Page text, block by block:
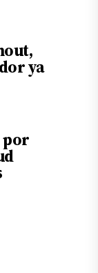
ya
por